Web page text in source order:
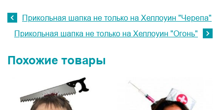
Прикольная шапка не только на Хеллоуин "Черепа"
Прикольная шапка не только на Хеллоуин "Огонь"
Похожие товары